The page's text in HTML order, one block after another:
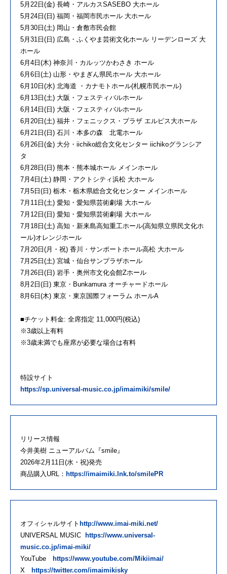
5月22日(金) 長崎・アルカスSASEBO 大ホール
5月24日(日) 福岡・福岡市民ホール 大ホール
5月30日(土) 岡山・倉敷市民会館
5月31日(日) 広島・ふくやま芸術文化ホール リーデンローズ 大
ホール
6月4日(木) 神奈川・カルッツかわさき ホール
6月6日(土) 山形・やまぎん県民ホール 大ホール
6月10日(水) 北海道 ・カナモトホール(札幌市民ホール)
6月13日(土) 大阪・フェスティバルホール
6月14日(日) 大阪・フェスティバルホール
6月20日(土) 福井・フェニックス・プラザ エルピス大ホール
6月21日(日) 石川・本多の森 北電ホール
6月26日(金) 大分・iichiko総合文化センター iichikoグランシア
タ
6月28日(日) 熊本・熊本城ホール メインホール
7月4日(土) 静岡・アクトシティ浜松 大ホール
7月5日(日) 栃木・栃木県総合文化センター メインホール
7月11日(土) 愛知・愛知県芸術劇場 大ホール
7月12日(日) 愛知・愛知県芸術劇場 大ホール
7月18日(土) 高知・新来島高知重工ホール(高知県立県民文化ホ
ール)オレンジホール
7月20日(月・祝) 香川・サンポートホール高松 大ホール
7月25日(土) 宮城・仙台サンプラザホール
7月26日(日) 岩手・奥州市文化会館Zホール
8月2日(日) 東京・Bunkamura オーチャードホール
8月6日(木) 東京・東京国際フォーラム ホールA
■チケット料金: 全席指定 11,000円(税込)
※3歳以上有料
※3歳未満でも座席が必要な場合は有料
特設サイト
https://sp.universal-music.co.jp/imaimiki/smile/
リリース情報
今井美樹 ニューアルバム『smile』
2026年2月11日(水・祝)発売
商品購入URL： https://imaimiki.lnk.to/smilePR
オフィシャルサイト http://www.imai-miki.net/
UNIVERSAL MUSIC
https://www.universal-
music.co.jp/imai-miki/
YouTube
https://www.youtube.com/Mikiimai/
X
https://twitter.com/imaimikisky